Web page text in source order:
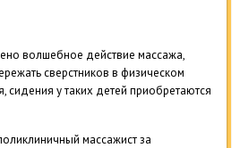
волшебное действие массажа,
сверстников в физическом
сидения у таких детей приобретаются
массажист за